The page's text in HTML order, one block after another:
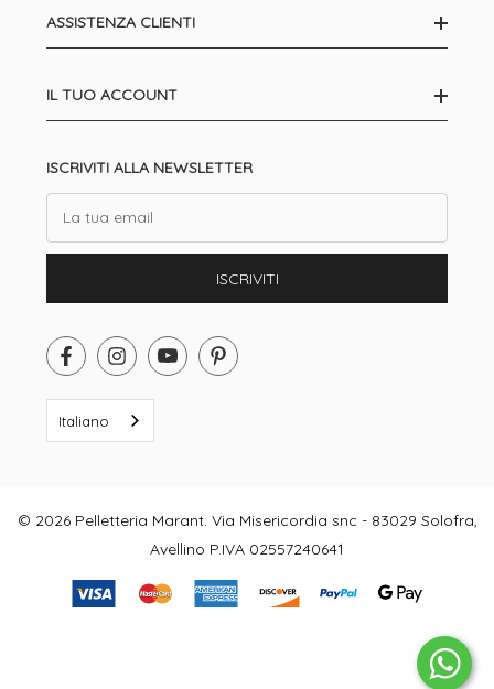
ASSISTENZA CLIENTI
IL TUO ACCOUNT
ISCRIVITI ALLA NEWSLETTER
ISCRIVITI
Italiano
© 2026 Pelletteria Marant. Via Misericordia snc - 83029 Solofra,
Avellino P.IVA 02557240641